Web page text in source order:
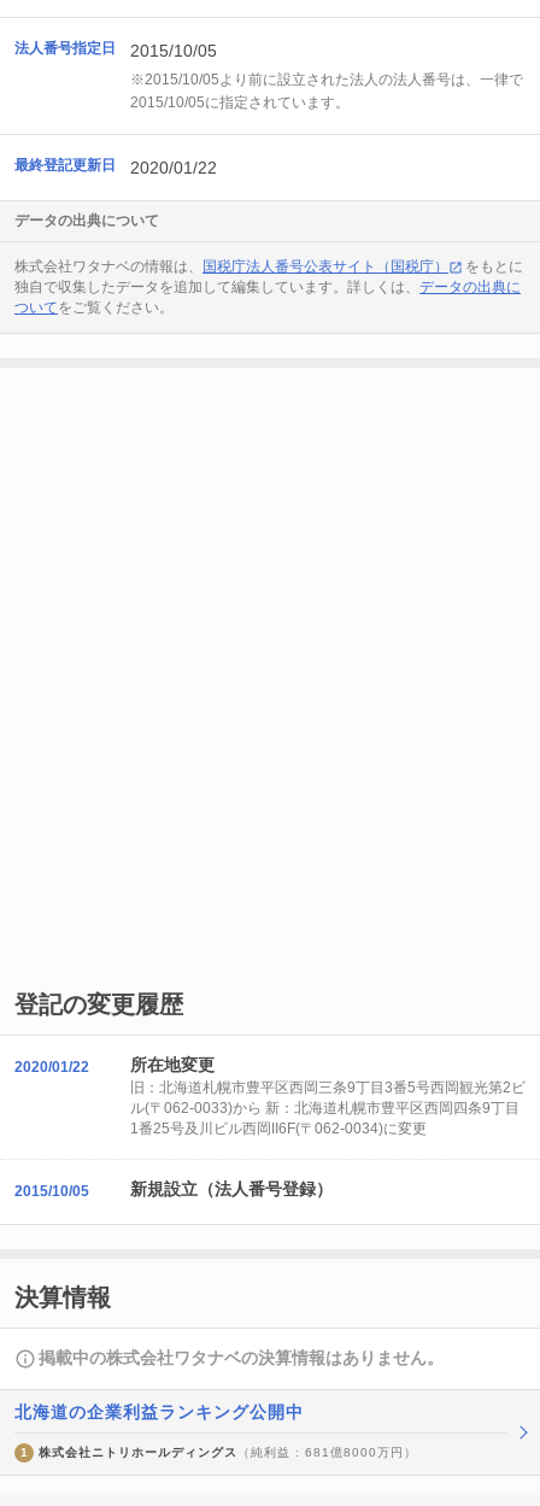
法人番号指定日 2015/10/05
※2015/10/05より前に設立された法人の法人番号は、一律で
2015/10/05に指定されています。
最終登記更新日 2020/01/22
データの出典について
株式会社ワタナベの情報は、 国税庁法人番号公表サイト（国税庁）
をもとに
独自で収集したデータを追加して編集しています。詳しくは、 データの出典に
ついてをご覧ください。
登記の変更履歴
2020/01/22 所在地変更
旧：北海道札幌市豊平区西岡三条9丁目3番5号西岡観光第2ビ
ル(〒062-0033)から 新：北海道札幌市豊平区西岡四条9丁目
1番25号及川ビル西岡II6F(〒062-0034)に変更
2015/10/05 新規設立（法人番号登録）
決算情報
掲載中の株式会社ワタナベの決算情報はありません。
北海道の企業利益ランキング公開中
1 株式会社ニトリホールディングス （純利益 : 681億8000万円）